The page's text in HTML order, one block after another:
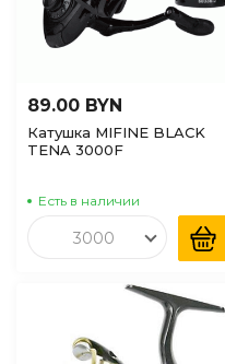
89.00 BYN
Катушка MIFINE BLACK
TENA 3000F
Есть в наличии
3000